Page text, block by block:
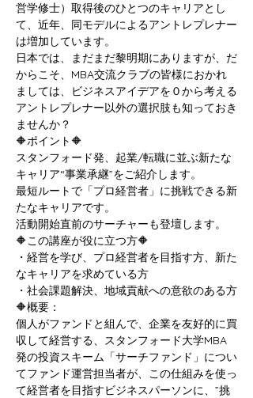
営学修士）取得後のひとつのキャリアとし
て、近年、同モデルによるアントレプレナー
は増加しています。
日本では、まだまだ黎明期にありますが、だ
からこそ、MBA交流クラブの皆様におかれ
ましては、ビジネスアイデアを０から考える
アントレプレナー以外の選択肢も知っておき
ませんか？
🔶ポイント🔶
スタンフォード発、起業/転職に並ぶ新たな
キャリア“事業承継”をご紹介します。
最短ルートで「プロ経営者」に挑戦できる新
たなキャリアです。
活動開始直前のサーチャーも登壇します。
🔶この講座が役に立つ方🔶
・経営を学び、プロ経営者を目指す方、新た
なキャリアを求めている方
・社会課題解決、地域貢献への意欲のある方
🔶概要：
個人がファンドと組んで、企業を友好的に買
収して経営する、スタンフォード大学MBA
発の投資スキーム「サーチファンド」につい
てファンド運営担当者が、この仕組みを使っ
て経営者を目指すビジネスパーソンに、”挑